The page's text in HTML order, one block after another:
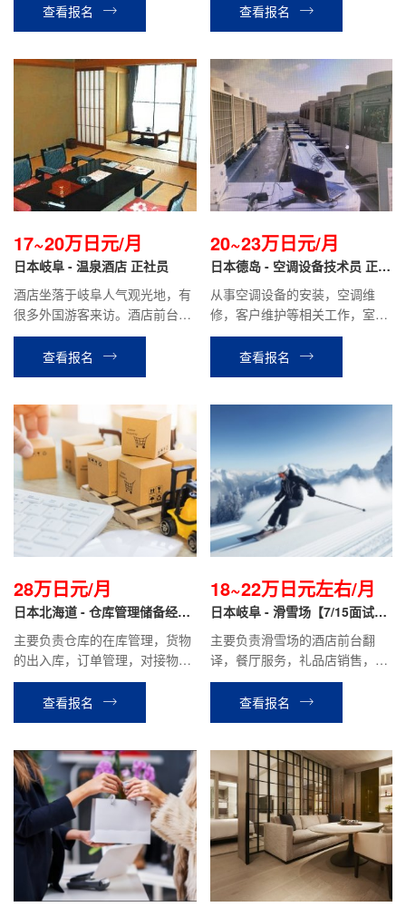
查看报名
查看报名
17~20万日元/月
日本岐阜 - 温泉酒店 正社员
酒店坐落于岐阜人气观光地，有
很多外国游客来访。酒店前台翻
译，办理手续，餐厅服务，客房
整理等相关工作。
查看报名
20~23万日元/月
日本德岛 - 空调设备技术员 正社
从事空调设备的安装，空调维
修，客户维护等相关工作，室内
室外工作都有
查看报名
28万日元/月
日本北海道 - 仓库管理储备经理
主要负责仓库的在库管理，货物
的出入库，订单管理，对接物流
公司等工作。
查看报名
18~22万日元左右/月
日本岐阜 - 滑雪场【7/15面试
主要负责滑雪场的酒店前台翻
译，餐厅服务，礼品店销售，学
具租赁等相关工作。
查看报名